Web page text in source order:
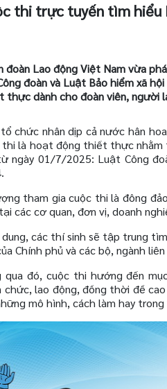
thi trực tuyến tìm hiểu
đoàn Lao động Việt Nam vừa
đoàn và Luật Bảo hiểm xã
thực dành cho đoàn viên, người
chức nhân dịp cả nước hân
là hoạt động thiết thực nhằm
ngày 01/7/2025: Luật Công
tham gia cuộc thi là đông
các cơ quan, đơn vị, doanh
dung, các thí sinh sẽ tập trung
Chính phủ và các bộ, ngành liên
qua đó, cuộc thi hướng đến
chức, lao động, đồng thời đề
mô hình, cách làm hay